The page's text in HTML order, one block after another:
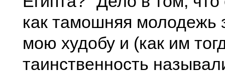
как тамошняя молодежь
мою худобу и (как им
таинственность